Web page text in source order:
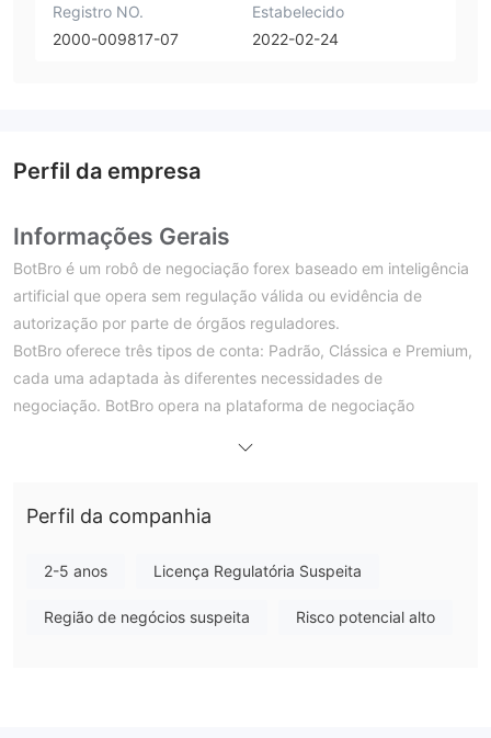
Registro NO.
2000-009817-07
Estabelecido
2022-02-24
Perfil da empresa
Informações Gerais
BotBro é um robô de negociação forex baseado em inteligência
artificial que opera sem regulação válida ou evidência de
autorização por parte de órgãos reguladores.
BotBro oferece três tipos de conta: Padrão, Clássica e Premium,
cada uma adaptada às diferentes necessidades de
negociação. BotBro opera na plataforma de negociação
BotBro, o robô de negociação forex baseado em inteligência
momento. Isso significa que não há evidências que sugiram que
autoridade reguladora.
Perfil da companhia
2-5 anos Licença Regulatória Suspeita
Região de negócios suspeita Risco potencial alto